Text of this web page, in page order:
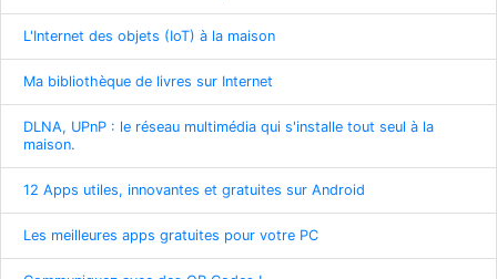
L'Internet des objets (IoT) à la maison
Ma bibliothèque de livres sur Internet
DLNA, UPnP : le réseau multimédia qui s'installe tout seul à la
maison.
12 Apps utiles, innovantes et gratuites sur Android
Les meilleures apps gratuites pour votre PC